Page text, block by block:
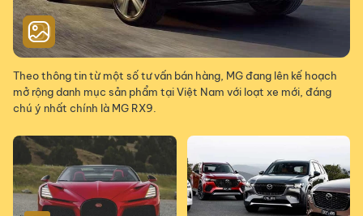
Theo thông tin từ một số tư vấn bán hàng, MG đang lên kế hoạch
mở rộng danh mục sản phẩm tại Việt Nam với loạt xe mới, đáng
chú ý nhất chính là MG RX9.